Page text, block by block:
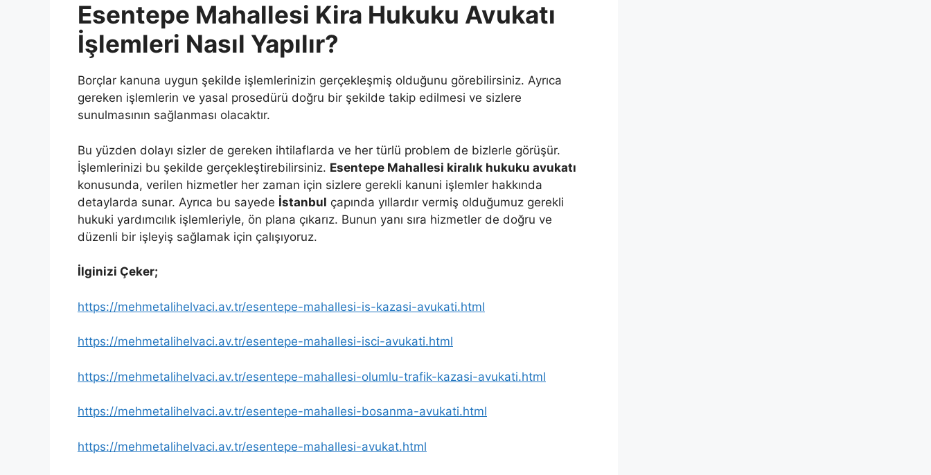
Esentepe Mahallesi Kira Hukuku Avukatı
İşlemleri Nasıl Yapılır?
Borçlar kanuna uygun şekilde işlemlerinizin gerçekleşmiş olduğunu görebilirsiniz. Ayrıca
gereken işlemlerin ve yasal prosedürü doğru bir şekilde takip edilmesi ve sizlere
sunulmasının sağlanması olacaktır.
Bu yüzden dolayı sizler de gereken ihtilaflarda ve her türlü problem de bizlerle görüşür.
İşlemlerinizi bu şekilde gerçekleştirebilirsiniz. Esentepe Mahallesi kiralık hukuku avukatı
konusunda, verilen hizmetler her zaman için sizlere gerekli kanuni işlemler hakkında
detaylarda sunar. Ayrıca bu sayede İstanbul çapında yıllardır vermiş olduğumuz gerekli
hukuki yardımcılık işlemleriyle, ön plana çıkarız. Bunun yanı sıra hizmetler de doğru ve
düzenli bir işleyiş sağlamak için çalışıyoruz.
İlginizi Çeker;
https://mehmetalihelvaci.av.tr/esentepe-mahallesi-is-kazasi-avukati.html
https://mehmetalihelvaci.av.tr/esentepe-mahallesi-isci-avukati.html
https://mehmetalihelvaci.av.tr/esentepe-mahallesi-olumlu-trafik-kazasi-avukati.html
https://mehmetalihelvaci.av.tr/esentepe-mahallesi-bosanma-avukati.html
https://mehmetalihelvaci.av.tr/esentepe-mahallesi-avukat.html